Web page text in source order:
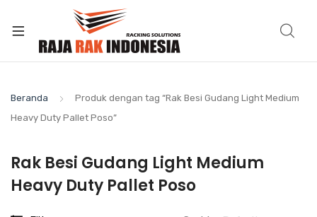
Beranda
Produk dengan tag “Rak Besi Gudang Light Medium
Heavy Duty Pallet Poso”
Rak Besi Gudang Light Medium
Heavy Duty Pallet Poso